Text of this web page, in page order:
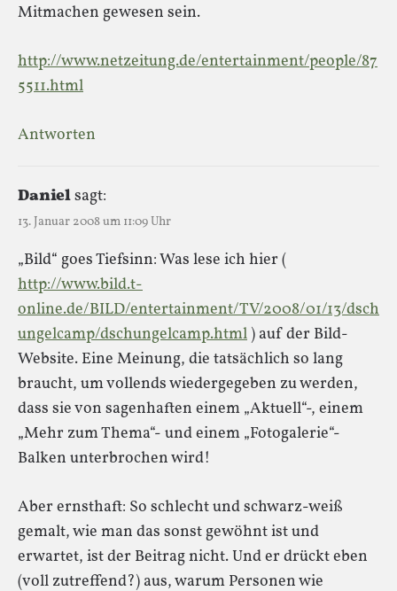
Mitmachen gewesen sein.
http://www.netzeitung.de/entertainment/people/87
5511.html
Antworten
Danielsagt:
13. Januar 2008 um 11:09 Uhr
„Bild“ goes Tiefsinn: Was lese ich hier (
http://www.bild.t-
online.de/BILD/entertainment/TV/2008/01/13/dsch
ungelcamp/dschungelcamp.html ) auf der Bild-
Website. Eine Meinung, die tatsächlich so lang
braucht, um vollends wiedergegeben zu werden,
dass sie von sagenhaften einem „Aktuell“-, einem
„Mehr zum Thema“- und einem „Fotogalerie“-
Balken unterbrochen wird!
Aber ernsthaft: So schlecht und schwarz-weiß
gemalt, wie man das sonst gewöhnt ist und
erwartet, ist der Beitrag nicht. Und er drückt eben
(voll zutreffend?) aus, warum Personen wie